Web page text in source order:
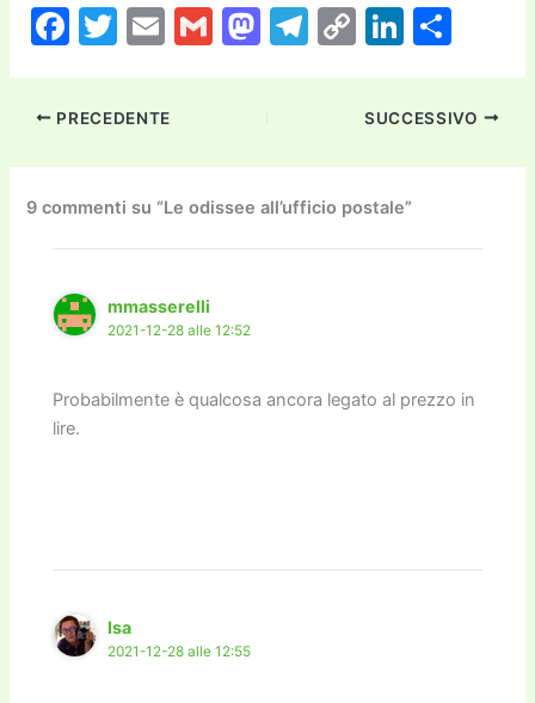
F
c
e
b
o
o
k
T
itt
er
E
ai
l
G
M
d
o
n
T
a
m
C
p
y
Li
n
k
Li
k
e
dI
n
n
di
vi
PRECEDENTE SUCCESSIVO
9 commenti su “Le odissee all’ufficio postale”
mmasserelli
2021-12-28 alle 12:52
Probabilmente è qualcosa ancora legato al prezzo in
lire.
Isa
2021-12-28 alle 12:55